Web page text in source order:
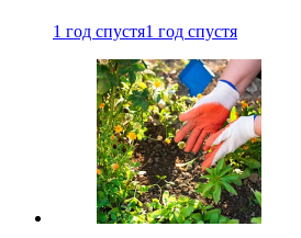
1 год спустя1 год спустя